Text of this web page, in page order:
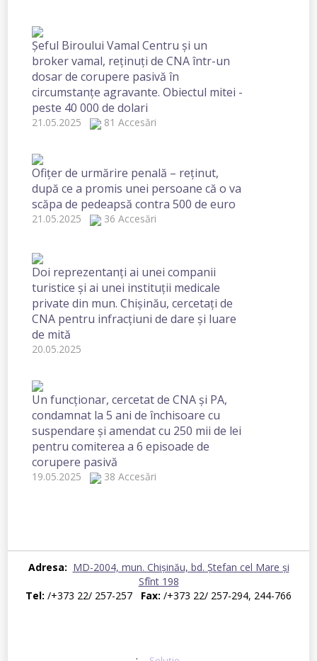
Șeful Biroului Vamal Centru și un
broker vamal, reținuți de CNA într-un
dosar de corupere pasivă în
circumstanțe agravante. Obiectul mitei -
peste 40 000 de dolari
21.05.2025 81 Accesări
Ofițer de urmărire penală – reținut,
după ce a promis unei persoane că o va
scăpa de pedeapsă contra 500 de euro
21.05.2025 36 Accesări
Doi reprezentanți ai unei companii
turistice și ai unei instituții medicale
private din mun. Chișinău, cercetați de
CNA pentru infracțiuni de dare și luare
de mită
20.05.2025
Un funcționar, cercetat de CNA și PA,
condamnat la 5 ani de închisoare cu
suspendare și amendat cu 250 mii de lei
pentru comiterea a 6 episoade de
corupere pasivă
19.05.2025 38 Accesări
Adresa: MD-2004, mun. Chișinău, bd. Ştefan cel Mare şi
Sfînt 198
Tel: /+373 22/ 257-257 Fax: /+373 22/ 257-294, 244-766